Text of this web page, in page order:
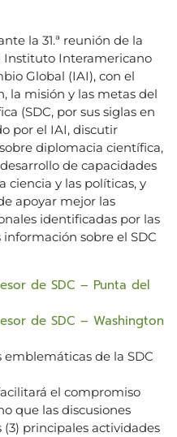
la 31.ª reunión de la
Instituto Interamericano
Global (IAI), con el
la misión y las metas del
(SDC, por sus siglas en
por el IAI, discutir
diplomacia científica,
de capacidades
ciencia y las políticas, y
apoyar mejor las
identificadas por las
sobre el SDC
de SDC – Punta del
de SDC – Washington
de la SDC
el compromiso
que las discusiones
principales actividades